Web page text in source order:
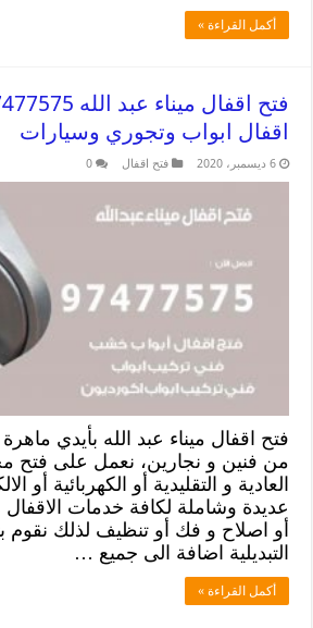
أكمل القراءة »
اقفال ابواب وتجوري وسيارات
6 ديسمبر، 2020 فتح اقفال 0
فتح اقفال ميناء عبد الله بأيدي
من فنين و نجارين، نعمل على فتح
العادية و التقليدية أو الكهربائية أو
عديدة وشاملة لكافة خدمات
أو اصلاح و فك أو تنظيف لذلك نقوم
التبديلية اضافة الى جميع …
أكمل القراءة »